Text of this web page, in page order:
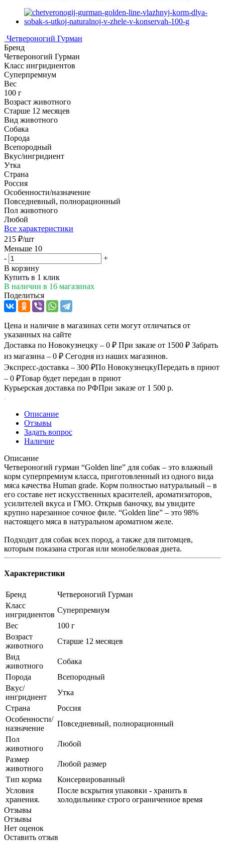
Четвероногий Гурман
Бренд
Четвероногий Гурман
Класс ингридиентов
Суперпремиум
Вес
100 г
Возраст животного
Старше 12 месяцев
Вид животного
Собака
Порода
Всепородный
Вкус/ингридиент
Утка
Страна
Россия
Особенности/назначение
Повседневный, полнорационный
Пол животного
Любой
Все характеристики
215 ₽/шт
Меньше 10
-
+
В корзину
Купить в 1 клик
В наличии в 16 магазинах
Поделиться
Цена и наличие в магазинах сети могут отличаться от
указанных на сайте
Доставка по Новокузнецку – 0 ₽ При заказе от 1500 ₽ Забрать
из магазина – 0 ₽ Сегодня из наших магазинов.
Экспресс-доставка – 300 ₽По НовокузнецкуПередать в приют
– 0 ₽Товар будет передан в приют
Курьерская доставка по РФПри заказе от 1 500 р.
Описание
Отзывы
Задать вопрос
Наличие
Описание
Четвероногий гурман “Golden line” для собак – это влажный
корм суперпремиум класса, приготовленный из одного вида
мяса качества Human grade. Корм полностью натуральный – в
его составе нет искусственных красителей, ароматизаторов,
усилителей вкуса и ГМО. Открыв баночку, вы увидите
крупно нарезанное сочное филе. “Golden line” – это 98%
настоящего мяса в натуральном ароматном желе.
Подходит для собак всех пород, а также для питомцев,
которым показана строгая или монобелковая диета.
Характеристики
Бренд
Четвероногий Гурман
Класс
ингридиентов
Суперпремиум
Вес
100 г
Возраст
животного
Старше 12 месяцев
Вид
животного
Собака
Порода
Всепородный
Вкус/
ингридиент
Утка
Страна
Россия
Особенности/
назначение
Повседневный, полнорационный
Пол
животного
Любой
Размер
животного
Любой размер
Тип корма
Консервированный
Условия
хранения.
После вскрытия упаковки - хранить в
холодильнике строго ограниченное время
Отзывы
Отзывы
Нет оценок
Оставить отзыв